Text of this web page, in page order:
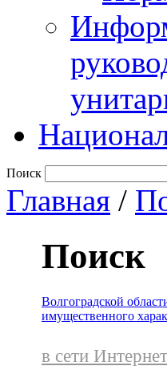
Поиск
Главная /
Поиск
Волгоградской
имущественного
в сети Интернет